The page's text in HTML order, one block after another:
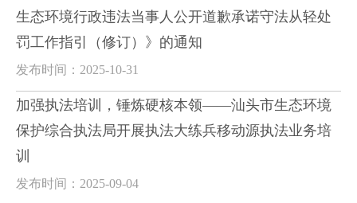
生态环境行政违法当事人公开道歉承诺守法从轻处
罚工作指引（修订）》的通知
发布时间：2025-10-31
加强执法培训，锤炼硬核本领——汕头市生态环境
保护综合执法局开展执法大练兵移动源执法业务培
训
发布时间：2025-09-04